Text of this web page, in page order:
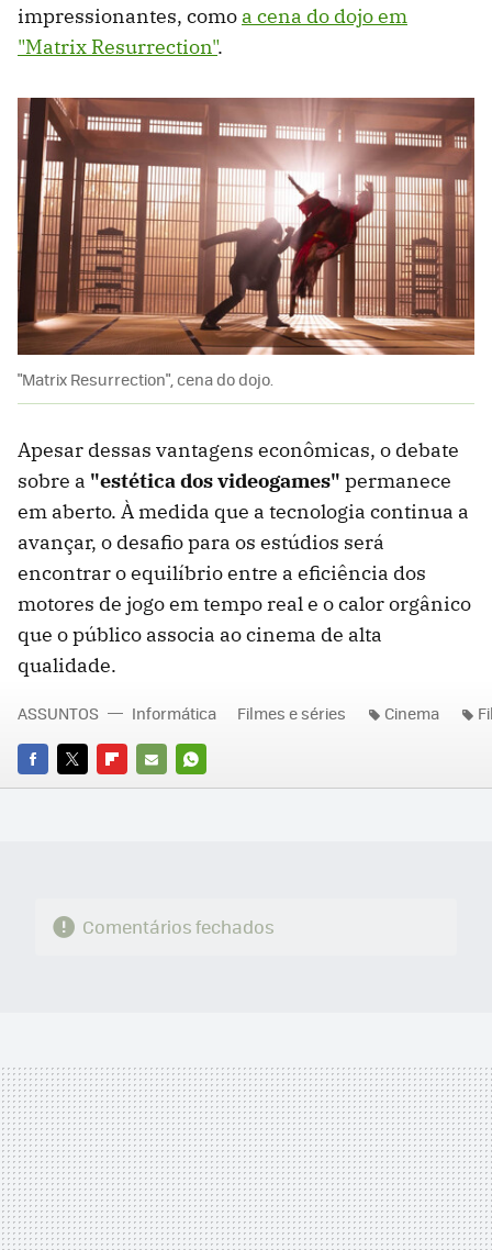
impressionantes, como a cena do dojo em
"Matrix Resurrection".
"Matrix Resurrection", cena do dojo.
Apesar dessas vantagens econômicas, o debate
sobre a "estética dos videogames" permanece
em aberto. À medida que a tecnologia continua a
avançar, o desafio para os estúdios será
encontrar o equilíbrio entre a eficiência dos
motores de jogo em tempo real e o calor orgânico
que o público associa ao cinema de alta
qualidade.
FACEBOOK
TWITTERFLIPBOARD
E-
WHATSAPP
ASSUNTOS Informática Filmes e séries Cinema
Comentários fechados